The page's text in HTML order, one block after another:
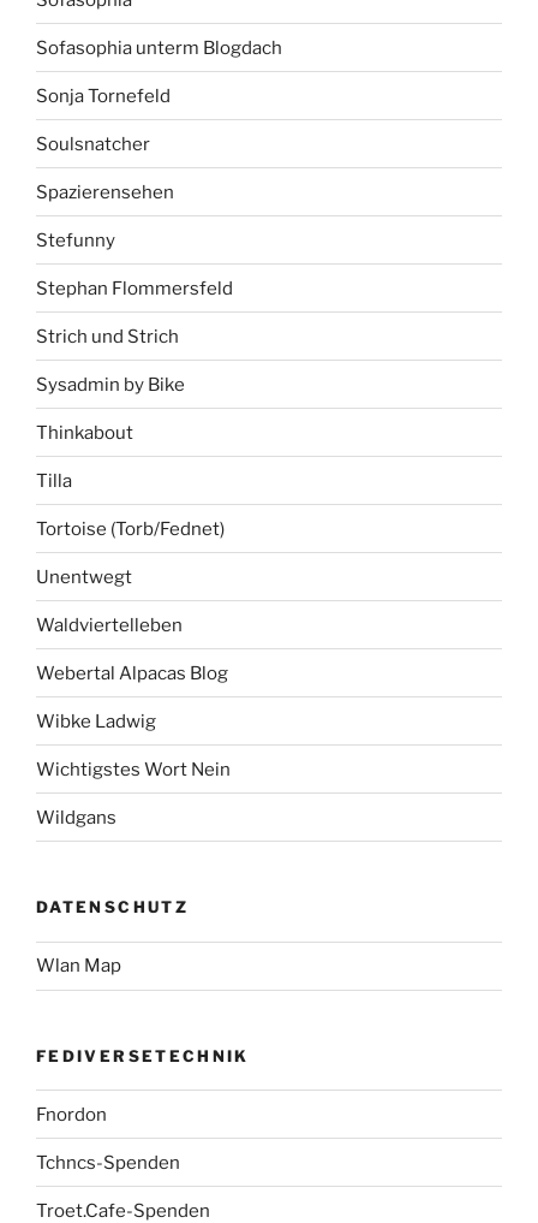
Sofasophia unterm Blogdach
Sonja Tornefeld
Soulsnatcher
Spazierensehen
Stefunny
Stephan Flommersfeld
Strich und Strich
Sysadmin by Bike
Thinkabout
Tilla
Tortoise (Torb/Fednet)
Unentwegt
Waldviertelleben
Webertal Alpacas Blog
Wibke Ladwig
Wichtigstes Wort Nein
Wildgans
DATENSCHUTZ
Wlan Map
FEDIVERSETECHNIK
Fnordon
Tchncs-Spenden
Troet.Cafe-Spenden